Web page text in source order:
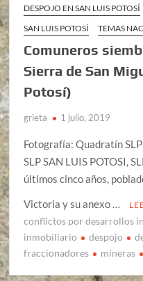
DESPOJO EN SAN LUIS POTOSÍ
SAN LUIS POTOSÍ
TEMAS
Comuneros
Sierra de San
Potosí)
grieta 1 julio, 2019
Fotografía: Quadratín
SLP SAN LUIS POTOSI,
últimos cinco años,
Victoria y su anexo …
conflictos por desarrollos
inmobiliario
despojo
fraccionadores
mineras